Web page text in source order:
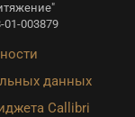
003879
данных
Callibri